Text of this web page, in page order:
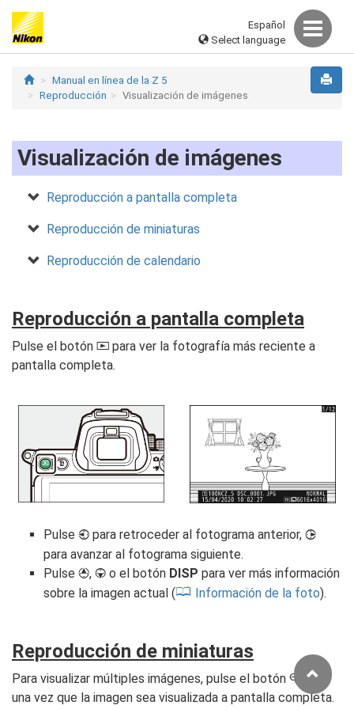
Español
Select language
Manual en línea de la Z 5
Reproducción
Visualización de imágenes
Visualización de imágenes
Reproducción a pantalla completa
Reproducción de miniaturas
Reproducción de calendario
Reproducción a pantalla completa
Pulse el botón K para ver la fotografía más reciente a
pantalla completa.
Pulse 4 para retroceder al fotograma anterior, 2
para avanzar al fotograma siguiente.
Pulse 1, 3 o el botón DISP para ver más información
sobre la imagen actual (
Información de la foto).
Reproducción de miniaturas
Para visualizar múltiples imágenes, pulse el botón W (Q
una vez que la imagen sea visualizada a pantalla completa.